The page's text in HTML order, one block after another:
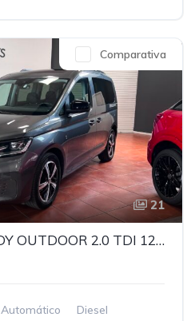
21
Comparativa
VOLKSWAGEN CADDY OUTDOOR 2.0 TDI 122CV
Automático
Diesel